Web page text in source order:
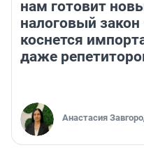
нам готовит
налоговый
коснется
даже
Анастасия